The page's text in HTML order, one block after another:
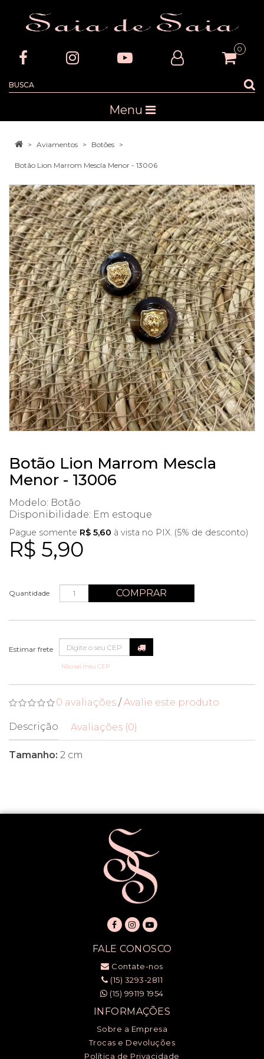
0
Menu
Aviamentos Botões
Botão Lion Marrom Mescla Menor - 13006
Botão Lion Marrom Mescla
Menor - 13006
Modelo: Botão
Disponibilidade: Em estoque
R$ 5,90
Pague somente R$ 5,60 à vista no PIX. (5% de desconto)
Quantidade COMPRAR
Não sei meu CEP
0 avaliações /Avalie este produto
Descrição Avaliações (0)
Tamanho: 2 cm
FALE CONOSCO
Contate-nos
(15) 3293-2811
(15) 99119 1954
INFORMAÇÕES
Sobre a Empresa
Trocas e Devoluções
Política de Privacidade